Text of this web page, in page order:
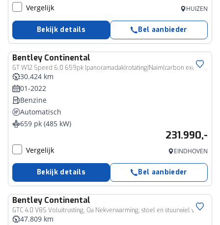
Vergelijk HUIZEN
Bekijk details Bel aanbieder
Bentley Continental
GT W12 Speed 6.0 659pk |panoramadak|rotating|Naim|carbon ext.|memory|360 camera|head-up|stoel&stuurverwarming|sfeerverlichting|22" LMV|
30.424 km
01-2022
Benzine
Automatisch
659 pk (485 kW)
231.990,-
Vergelijk EINDHOVEN
Bekijk details Bel aanbieder
Bentley Continental
GTC 4.0 V8S Voluitrusting, Oa Nekverwarming, stoel en stuurwiel verwarmd en massage, stoelkoeling, NAIM audio
47.809 km